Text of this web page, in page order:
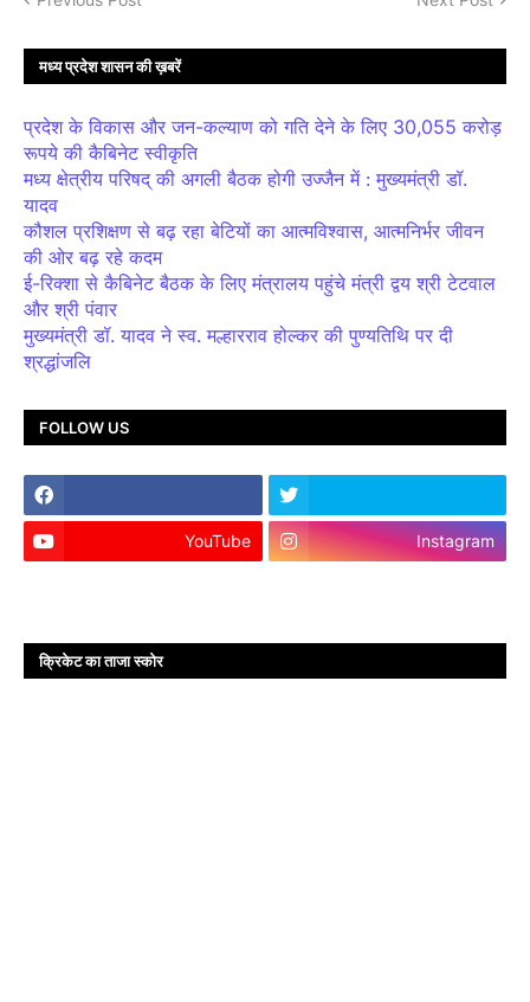
मध्य प्रदेश शासन की ख़बरें
प्रदेश के विकास और जन-कल्याण को गति देने के लिए 30,055 करोड़
रूपये की कैबिनेट स्वीकृति
मध्य क्षेत्रीय परिषद् की अगली बैठक होगी उज्जैन में : मुख्यमंत्री डॉ.
यादव
कौशल प्रशिक्षण से बढ़ रहा बेटियों का आत्मविश्वास, आत्मनिर्भर जीवन
की ओर बढ़ रहे कदम
ई-रिक्शा से कैबिनेट बैठक के लिए मंत्रालय पहुंचे मंत्री द्वय श्री टेटवाल
और श्री पंवार
मुख्यमंत्री डॉ. यादव ने स्व. मल्हारराव होल्कर की पुण्यतिथि पर दी
श्रद्धांजलि
FOLLOW US
YouTube Instagram
क्रिकेट का ताजा स्कोर